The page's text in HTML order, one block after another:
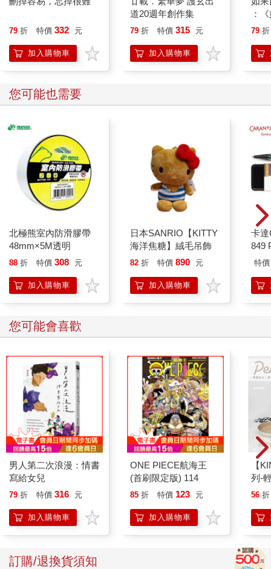
79 折 特價 332 元
加入購物車
道20週年創作集
79 折 特價 315 元
加入購物車
：
喵
79 折
您可能也需要
北極熊室內防滑膠帶
48mm×5M透明
88 折 特價 308 元
加入購物車
日本SANRIO【KITTY
海洋焦糖】絨毛吊飾
82 折 特價 890 元
加入購物車
卡
849
特價
您可能會喜歡
男人第二次浪漫：情書
寫給女兒
79 折 特價 316 元
加入購物車
ONE PIECE航海王
(首刷限定版) 114
85 折 特價 123 元
加入購物車
【
列-
平
56 折
訂購/退換貨須知